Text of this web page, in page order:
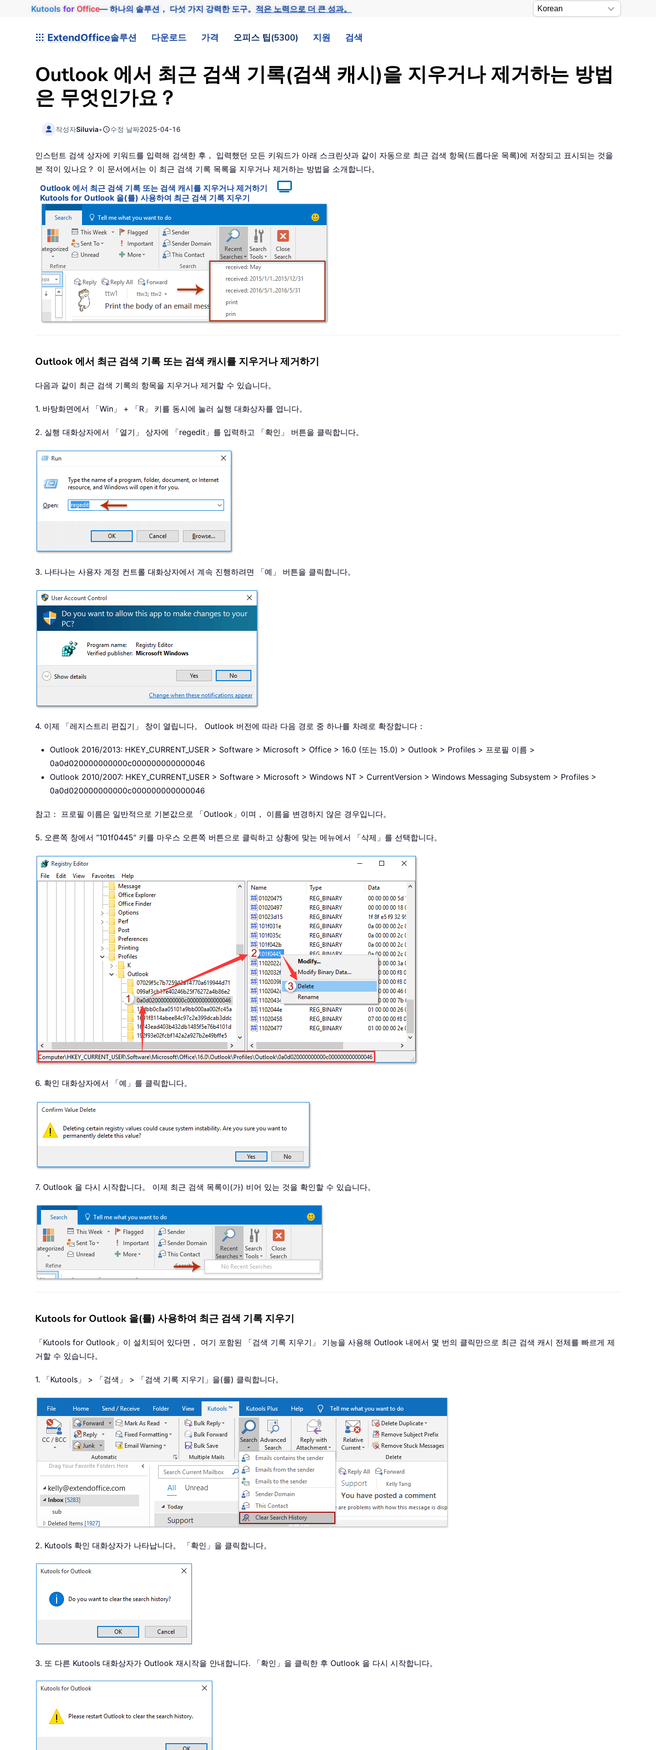
Kutools for Office— 하나의 솔루션， 다섯 가지 강력한 도구。 적은 노력으로 더 큰 성과。
ExtendOffice솔루션 다운로드 가격 오피스 팁(5300) 지원 검색
Outlook 에서 최근 검색 기록(검색 캐시)을 지우거나 제거하는 방법
은 무엇인가요？
작성자Siluvia• 수정 날짜2025-04-16
인스턴트 검색 상자에 키워드를 입력해 검색한 후， 입력했던 모든 키워드가 아래 스크린샷과 같이 자동으로 최근 검색 항목(드롭다운 목록)에 저장되고 표시되는 것을
본 적이 있나요？ 이 문서에서는 이 최근 검색 기록 목록을 지우거나 제거하는 방법을 소개합니다。
Outlook 에서 최근 검색 기록 또는 검색 캐시를 지우거나 제거하기
Kutools for Outlook 을(를) 사용하여 최근 검색 기록 지우기
Outlook 에서 최근 검색 기록 또는 검색 캐시를 지우거나 제거하기
다음과 같이 최근 검색 기록의 항목을 지우거나 제거할 수 있습니다。
1. 바탕화면에서 「Win」 + 「R」 키를 동시에 눌러 실행 대화상자를 엽니다。
2. 실행 대화상자에서 「열기」 상자에 「regedit」를 입력하고 「확인」 버튼을 클릭합니다。
3. 나타나는 사용자 계정 컨트롤 대화상자에서 계속 진행하려면 「예」 버튼을 클릭합니다。
4. 이제 「레지스트리 편집기」 창이 열립니다。 Outlook 버전에 따라 다음 경로 중 하나를 차례로 확장합니다：
Outlook 2016/2013: HKEY_CURRENT_USER > Software > Microsoft > Office > 16.0 (또는 15.0) > Outlook > Profiles > 프로필 이름 >
0a0d020000000000c000000000000046
Outlook 2010/2007: HKEY_CURRENT_USER > Software > Microsoft > Windows NT > CurrentVersion > Windows Messaging Subsystem > Profiles >
0a0d020000000000c000000000000046
참고： 프로필 이름은 일반적으로 기본값으로 「Outlook」이며， 이름을 변경하지 않은 경우입니다。
5. 오른쪽 창에서 “101f0445" 키를 마우스 오른쪽 버튼으로 클릭하고 상황에 맞는 메뉴에서 「삭제」를 선택합니다。
6. 확인 대화상자에서 「예」를 클릭합니다。
7. Outlook 을 다시 시작합니다。 이제 최근 검색 목록이(가) 비어 있는 것을 확인할 수 있습니다。
Kutools for Outlook 을(를) 사용하여 최근 검색 기록 지우기
「Kutools for Outlook」이 설치되어 있다면， 여기 포함된 「검색 기록 지우기」 기능을 사용해 Outlook 내에서 몇 번의 클릭만으로 최근 검색 캐시 전체를 빠르게 제
거할 수 있습니다。
1. 「Kutools」 > 「검색」 > 「검색 기록 지우기」을(를) 클릭합니다。
2. Kutools 확인 대화상자가 나타납니다。 「확인」을 클릭합니다。
3. 또 다른 Kutools 대화상자가 Outlook 재시작을 안내합니다. 「확인」을 클릭한 후 Outlook 을 다시 시작합니다。